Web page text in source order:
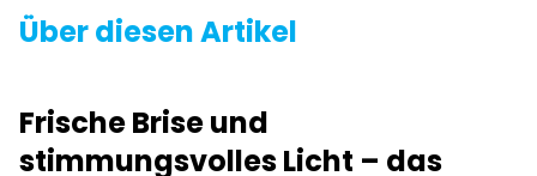
Über diesen Artikel
Frische Brise und
stimmungsvolles Licht – das